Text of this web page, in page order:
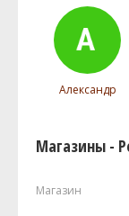
Александр
Магазины -
Магазин